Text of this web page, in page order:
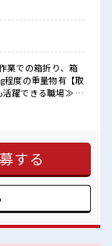
う！
業での箱折り、箱
度の重量物有【取
ートが充実する≫
るので、 毎日の服
≫ 新しいことにチ
く環境が整ってい
指していきましょ
める休憩室あり！
する